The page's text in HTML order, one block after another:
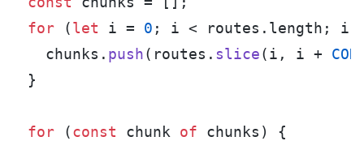
for (let i = 0 ; i < routes. length ; i
  chunks.
push(routes. slice(i, i +
}
for (const chunk of chunks) {